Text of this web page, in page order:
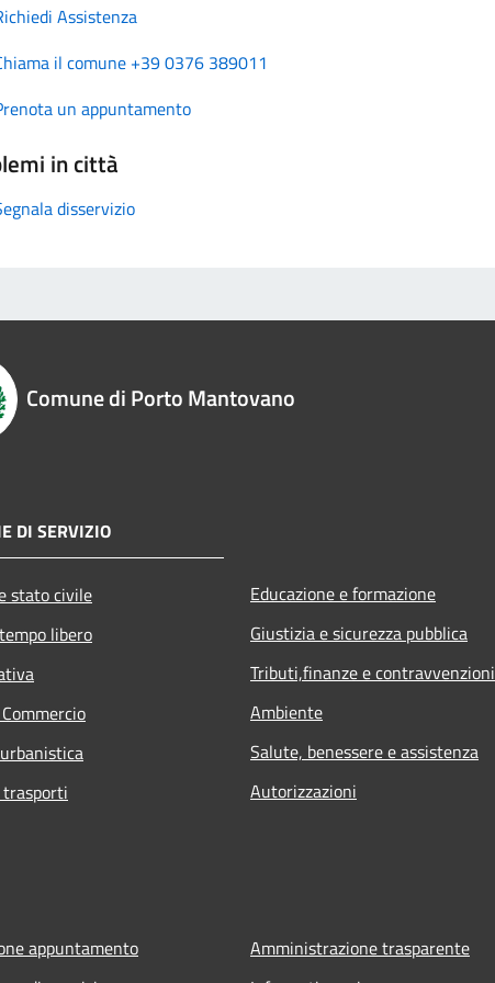
Assistenza
il comune +39 0376 389011
un appuntamento
in città
disservizio
Comune di Porto Mantovano
DI SERVIZIO
stato civile
libero
Educazione e formazione
Giustizia e sicurezza pubblica
Tributi,finanze e contravvenzioni
Ambiente
Salute, benessere e assistenza
Autorizzazioni
appuntamento
Amministrazione trasparente